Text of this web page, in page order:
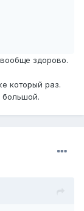
здорово.
который раз.
большой.